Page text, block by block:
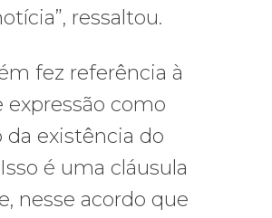
ressaltou.
fez referência à
expressão como
da existência do
é uma cláusula
nesse acordo que